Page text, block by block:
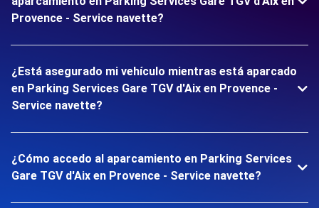
Provence - Service navette?
¿Está asegurado mi vehículo mientras está aparcado
en Parking Services Gare TGV d'Aix en Provence -
Service navette?
¿Cómo accedo al aparcamiento en Parking Services
Gare TGV d'Aix en Provence - Service navette?